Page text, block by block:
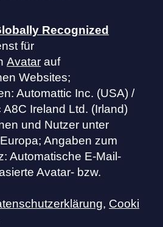
Recognized
für
Avatar auf
Websites;
Automattic Inc. (USA) /
A8C Ireland Ltd. (Irland)
und Nutzer unter
Angaben zum
Automatische E-Mail-
Avatar- bzw.
, Cooki